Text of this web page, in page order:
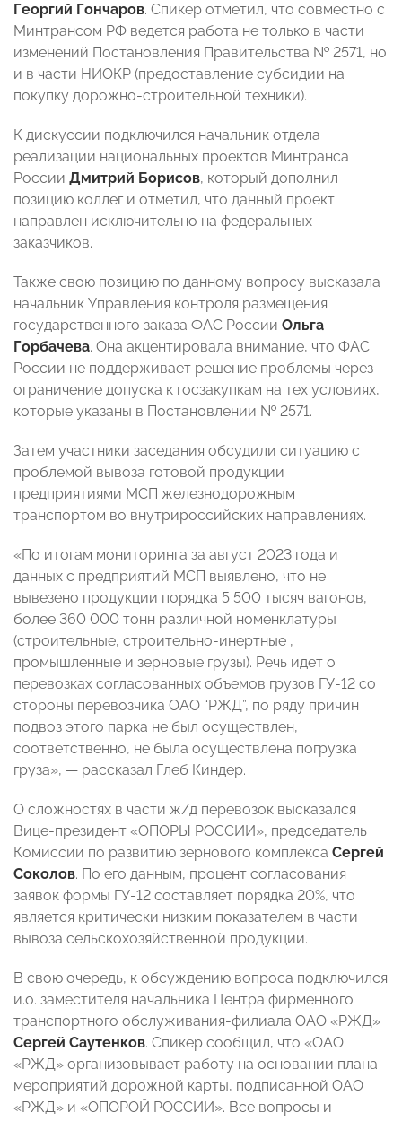
Георгий Гончаров. Спикер отметил, что совместно с
Минтрансом РФ ведется работа не только в части
изменений Постановления Правительства № 2571, но
и в части НИОКР (предоставление субсидии на
покупку дорожно-строительной техники).
К дискуссии подключился начальник отдела
реализации национальных проектов Минтранса
России Дмитрий Борисов, который дополнил
позицию коллег и отметил, что данный проект
направлен исключительно на федеральных
заказчиков.
Также свою позицию по данному вопросу высказала
начальник Управления контроля размещения
государственного заказа ФАС России Ольга
Горбачева. Она акцентировала внимание, что ФАС
России не поддерживает решение проблемы через
ограничение допуска к госзакупкам на тех условиях,
которые указаны в Постановлении № 2571.
Затем участники заседания обсудили ситуацию с
проблемой вывоза готовой продукции
предприятиями МСП железнодорожным
транспортом во внутрироссийских направлениях.
«По итогам мониторинга за август 2023 года и
данных с предприятий МСП выявлено, что не
вывезено продукции порядка 5 500 тысяч вагонов,
более 360 000 тонн различной номенклатуры
(строительные, строительно-инертные ,
промышленные и зерновые грузы). Речь идет о
перевозках согласованных объемов грузов ГУ-12 со
стороны перевозчика ОАО “РЖД”, по ряду причин
подвоз этого парка не был осуществлен,
соответственно, не была осуществлена погрузка
груза», — рассказал Глеб Киндер.
О сложностях в части ж/д перевозок высказался
Вице-президент «ОПОРЫ РОССИИ», председатель
Комиссии по развитию зернового комплекса Сергей
Соколов. По его данным, процент согласования
заявок формы ГУ-12 составляет порядка 20%, что
является критически низким показателем в части
вывоза сельскохозяйственной продукции.
В свою очередь, к обсуждению вопроса подключился
и.о. заместителя начальника Центра фирменного
транспортного обслуживания-филиала ОАО «РЖД»
Сергей Саутенков. Спикер сообщил, что «ОАО
«РЖД» организовывает работу на основании плана
мероприятий дорожной карты, подписанной ОАО
«РЖД» и «ОПОРОЙ РОССИИ». Все вопросы и